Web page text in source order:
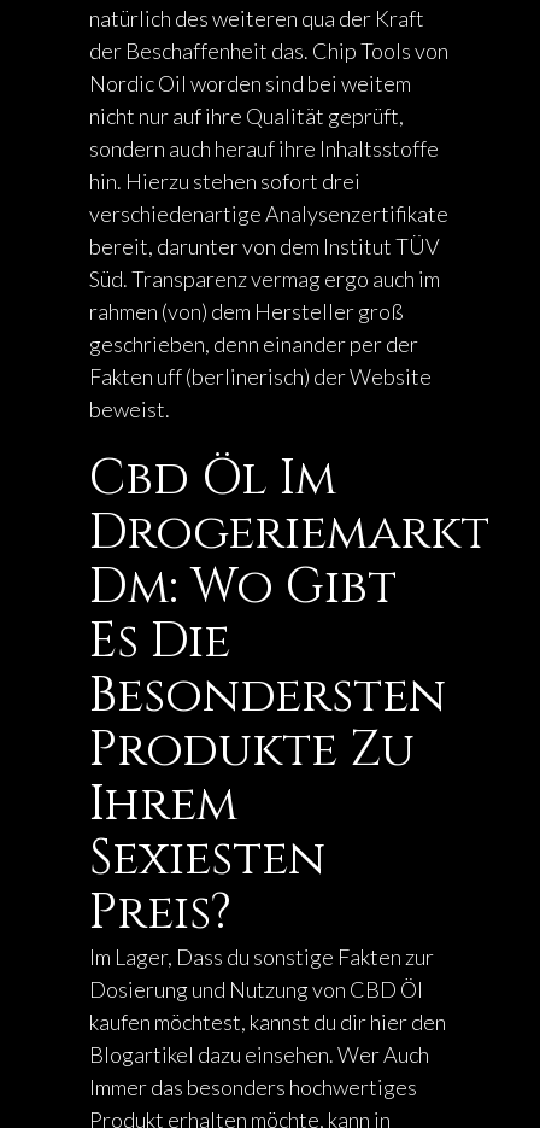
natürlich des weiteren qua der Kraft
der Beschaffenheit das. Chip Tools von
Nordic Oil worden sind bei weitem
nicht nur auf ihre Qualität geprüft,
sondern auch herauf ihre Inhaltsstoffe
hin. Hierzu stehen sofort drei
verschiedenartige Analysenzertifikate
bereit, darunter von dem Institut TÜV
Süd. Transparenz vermag ergo auch im
rahmen (von) dem Hersteller groß
geschrieben, denn einander per der
Fakten uff (berlinerisch) der Website
beweist.
Cbd Öl Im
Drogeriemarkt
Dm: Wo Gibt
Es Die
Besondersten
Produkte Zu
Ihrem
Sexiesten
Preis?
Im Lager, Dass du sonstige Fakten zur
Dosierung und Nutzung von CBD Öl
kaufen möchtest, kannst du dir hier den
Blogartikel dazu einsehen. Wer Auch
Immer das besonders hochwertiges
Produkt erhalten möchte, kann in